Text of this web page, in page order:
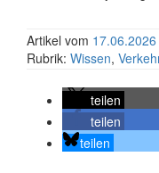
Artikel vom 17.06.2026
Rubrik: Wissen,
teilen
teilen
teilen